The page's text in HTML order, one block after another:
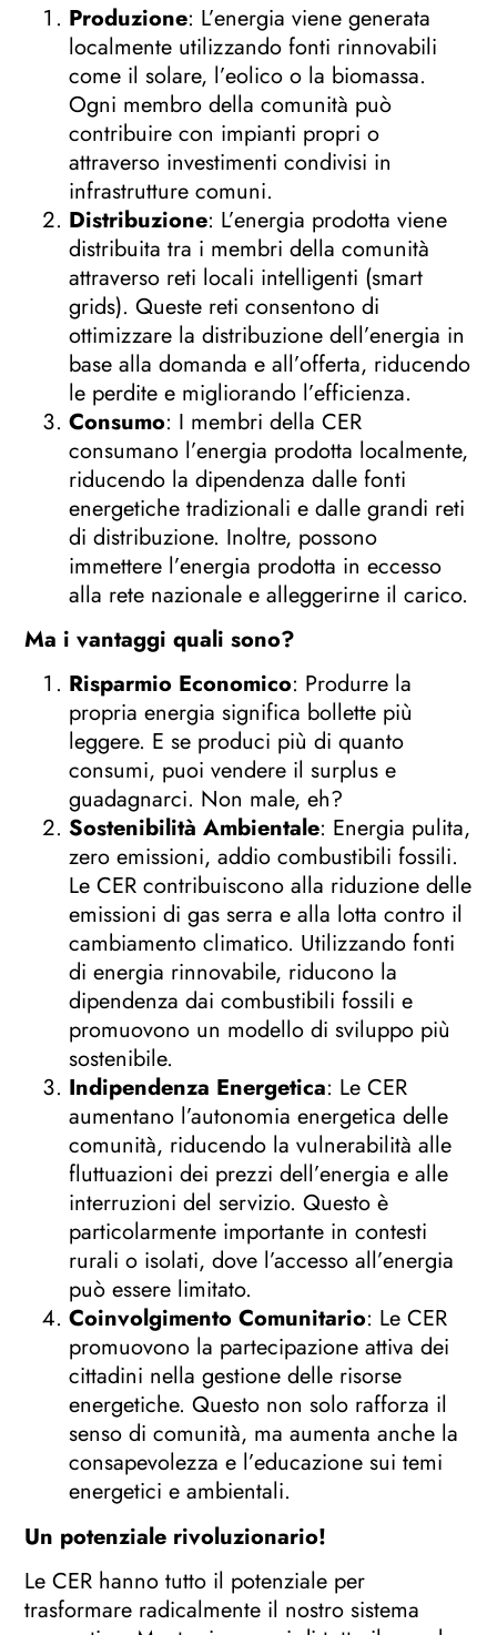
Produzione: L’energia viene generata
localmente utilizzando fonti rinnovabili
come il solare, l’eolico o la biomassa.
Ogni membro della comunità può
contribuire con impianti propri o
attraverso investimenti condivisi in
infrastrutture comuni.
Distribuzione: L’energia prodotta viene
distribuita tra i membri della comunità
attraverso reti locali intelligenti (smart
grids). Queste reti consentono di
ottimizzare la distribuzione dell’energia in
base alla domanda e all’offerta, riducendo
le perdite e migliorando l’efficienza.
Consumo: I membri della CER
consumano l’energia prodotta localmente,
riducendo la dipendenza dalle fonti
energetiche tradizionali e dalle grandi reti
di distribuzione. Inoltre, possono
immettere l’energia prodotta in eccesso
alla rete nazionale e alleggerirne il carico.
Ma i vantaggi quali sono?
Risparmio Economico: Produrre la
propria energia significa bollette più
leggere. E se produci più di quanto
consumi, puoi vendere il surplus e
guadagnarci. Non male, eh?
Sostenibilità Ambientale: Energia pulita,
zero emissioni, addio combustibili fossili.
Le CER contribuiscono alla riduzione delle
emissioni di gas serra e alla lotta contro il
cambiamento climatico. Utilizzando fonti
di energia rinnovabile, riducono la
dipendenza dai combustibili fossili e
promuovono un modello di sviluppo più
sostenibile.
Indipendenza Energetica: Le CER
aumentano l’autonomia energetica delle
comunità, riducendo la vulnerabilità alle
fluttuazioni dei prezzi dell’energia e alle
interruzioni del servizio. Questo è
particolarmente importante in contesti
rurali o isolati, dove l’accesso all’energia
può essere limitato.
Coinvolgimento Comunitario: Le CER
promuovono la partecipazione attiva dei
cittadini nella gestione delle risorse
energetiche. Questo non solo rafforza il
senso di comunità, ma aumenta anche la
consapevolezza e l’educazione sui temi
energetici e ambientali.
Un potenziale rivoluzionario!
Le CER hanno tutto il potenziale per
trasformare radicalmente il nostro sistema